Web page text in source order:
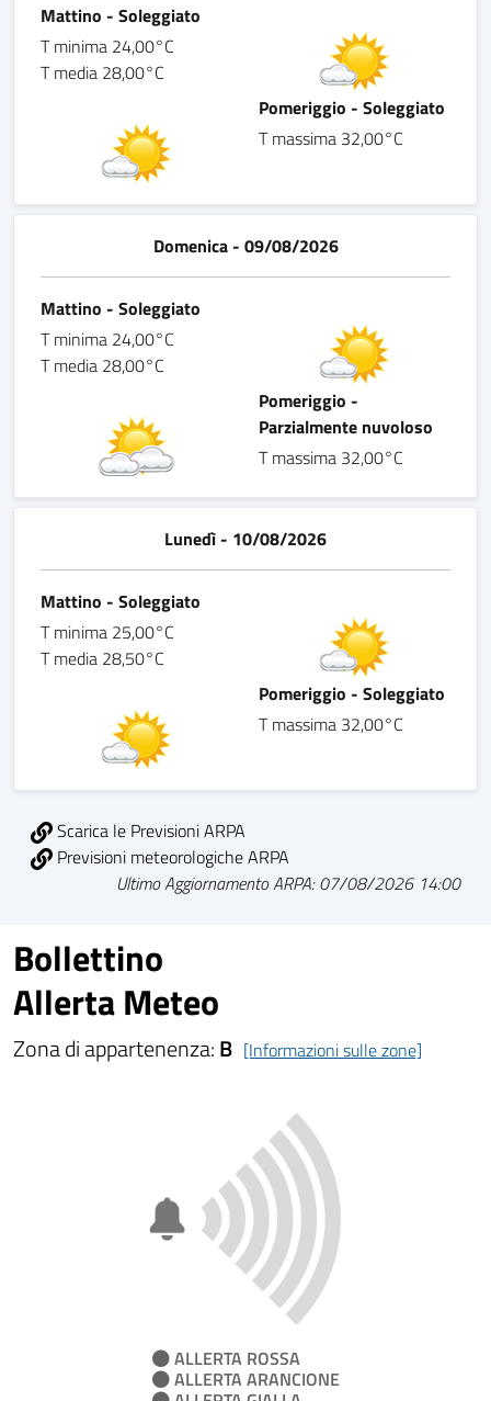
Mattino - Soleggiato
T minima 24,00°C
T media 28,00°C
Pomeriggio - Soleggiato
T massima 32,00°C
Domenica - 09/08/2026
Mattino - Soleggiato
T minima 24,00°C
T media 28,00°C
Pomeriggio -
Parzialmente nuvoloso
T massima 32,00°C
Lunedì - 10/08/2026
Mattino - Soleggiato
T minima 25,00°C
T media 28,50°C
Pomeriggio - Soleggiato
T massima 32,00°C
Scarica le Previsioni ARPA
Previsioni meteorologiche ARPA
Ultimo Aggiornamento ARPA: 07/08/2026 14:00
Bollettino
Allerta Meteo
Zona di appartenenza:B [Informazioni sulle zone]
ALLERTA ROSSA
ALLERTA ARANCIONE